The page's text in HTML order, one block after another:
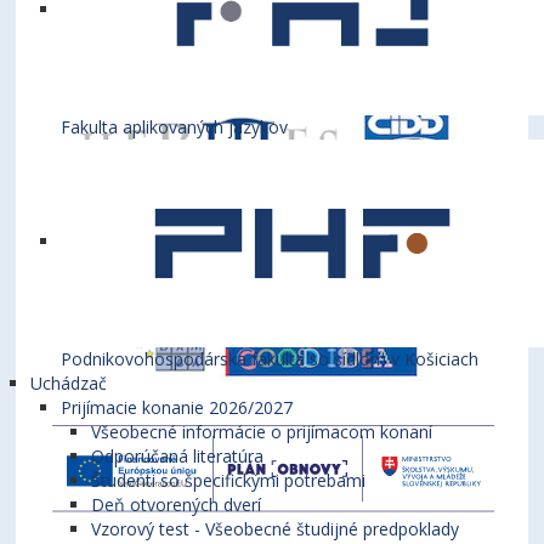
Fakulta aplikovaných jazykov
Podnikovohospodárska fakulta so sídlom v Košiciach
Uchádzač
Prijímacie konanie 2026/2027
Všeobecné informácie o prijímacom konaní
Odporúčaná literatúra
Študenti so špecifickými potrebami
Deň otvorených dverí
Vzorový test - Všeobecné študijné predpoklady